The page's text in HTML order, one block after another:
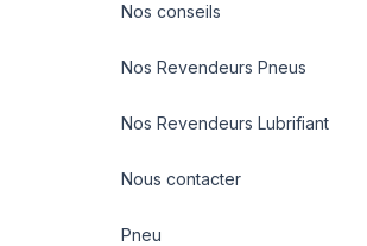
Nos conseils
Nos Revendeurs Pneus
Nos Revendeurs Lubrifiant
Nous contacter
Pneu